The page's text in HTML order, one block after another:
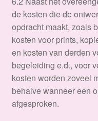
de kosten die de
opdracht maakt, zoals
kosten voor prints,
en kosten van derden
begeleiding e.d., voor
kosten worden zoveel
behalve wanneer een
afgesproken.